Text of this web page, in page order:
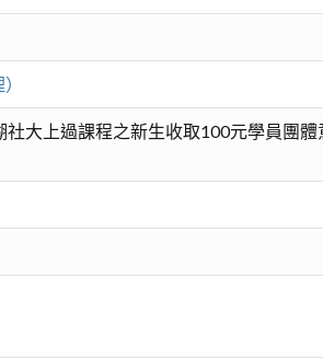
大上過課程之新生收取100元學員團體